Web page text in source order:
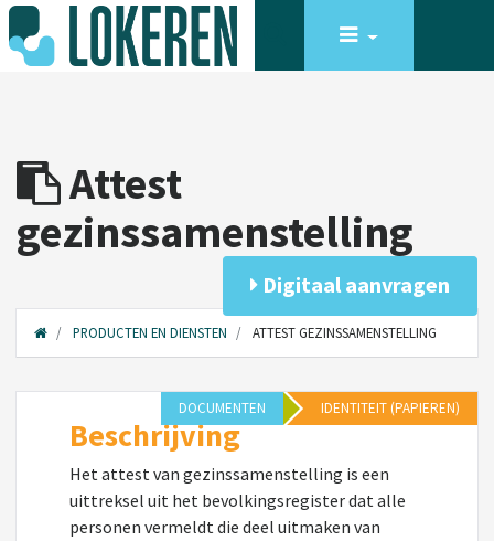
Attest
gezinssamenstelling
Digitaal aanvragen
PRODUCTEN EN DIENSTEN ATTEST GEZINSSAMENSTELLING
DOCUMENTEN IDENTITEIT (PAPIEREN)
Beschrijving
Het attest van gezinssamenstelling is een
uittreksel uit het bevolkingsregister dat alle
personen vermeldt die deel uitmaken van